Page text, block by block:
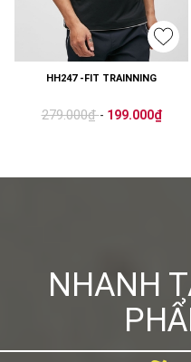
HH247 -FIT TRAINNING
279.000₫- 199.000₫
NHANH